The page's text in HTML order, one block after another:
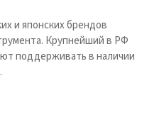
и японских брендов
Крупнейший в РФ
поддерживать в наличии